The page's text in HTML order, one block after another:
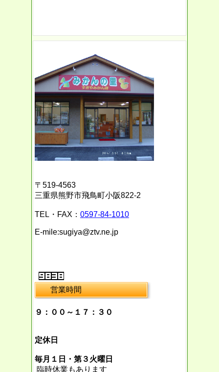
〒519-4563
三重県熊野市飛鳥町小阪822-2
TEL・FAX： 0597-84-1010
E-mile:sugiya@ztv.ne.jp
営業時間
９：００～１７：３０
定休日
毎月１日・第３火曜日
臨時休業もあります